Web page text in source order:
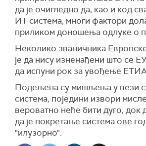
да је очигледно да, као и код
ИТ система, многи фактори
приликом доношења одлуке о
Неколико званичника
је да нису изненађени што се
да испуни рок за увођење
Подељена су мишљења у вези
система, поједини извори
вероватно неће бити дуго, док
да је покретање система ове
"илузорно".